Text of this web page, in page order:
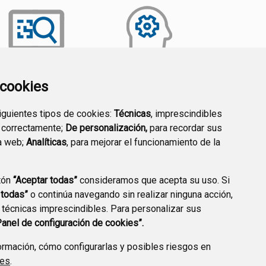
tipos de cookies: Técnicas, imprescindibles
De personalización, para recordar sus
web; Analíticas, para mejorar el funcionamiento de la
“Aceptar todas” consideramos que acepta su uso. Si
o continúa navegando sin realizar ninguna acción,
imprescindibles. Para personalizar sus
de configuración de cookies”.
cómo configurarlas y posibles riesgos en
.
TRANSPARENCIA